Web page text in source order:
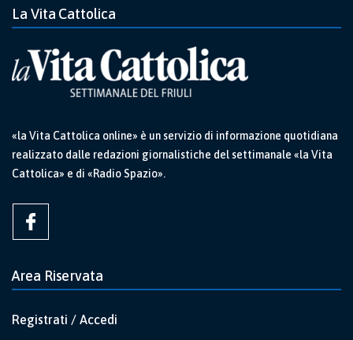
La Vita Cattolica
«la Vita Cattolica online» è un servizio di informazione quotidiana
realizzato dalle redazioni giornalistiche del settimanale «la Vita
Cattolica» e di «Radio Spazio».
Area Riservata
Registrati / Accedi